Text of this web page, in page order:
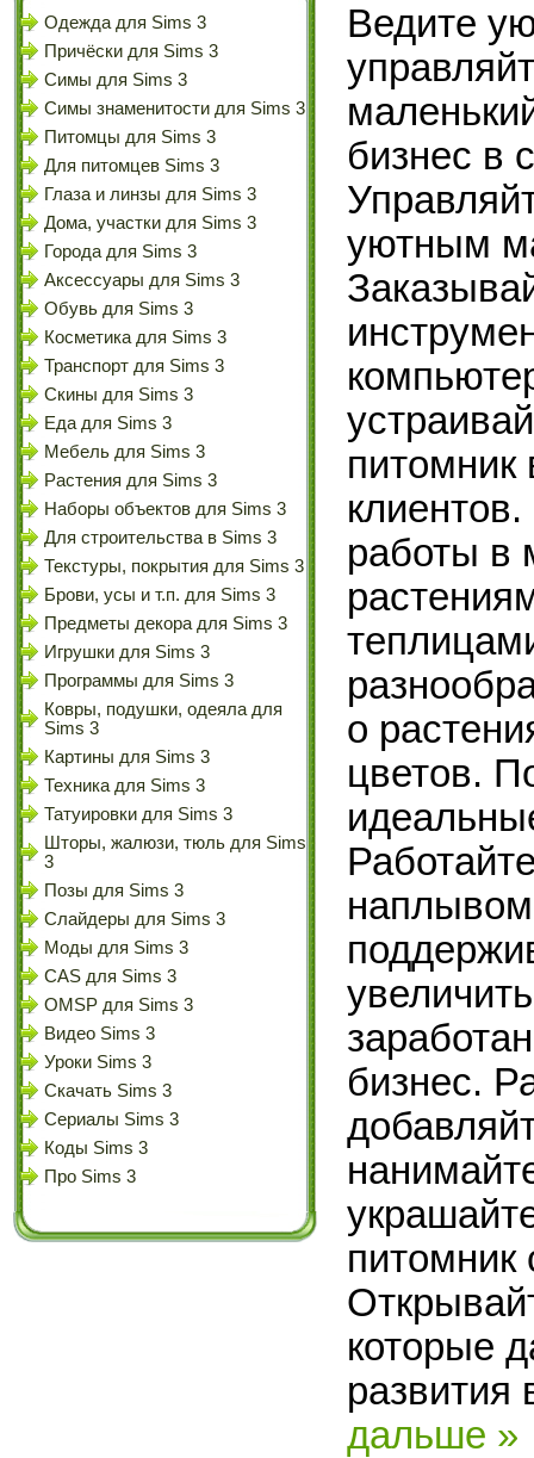
Одежда для Sims 3
Причёски для Sims 3
Симы для Sims 3
Симы знаменитости для Sims 3
Питомцы для Sims 3
Для питомцев Sims 3
Глаза и линзы для Sims 3
Дома, участки для Sims 3
Города для Sims 3
Аксессуары для Sims 3
Обувь для Sims 3
Косметика для Sims 3
Транспорт для Sims 3
Скины для Sims 3
Еда для Sims 3
Мебель для Sims 3
Растения для Sims 3
Наборы объектов для Sims 3
Для строительства в Sims 3
Текстуры, покрытия для Sims 3
Брови, усы и т.п. для Sims 3
Предметы декора для Sims 3
Игрушки для Sims 3
Программы для Sims 3
Ковры, подушки, одеяла для
Sims 3
Картины для Sims 3
Техника для Sims 3
Татуировки для Sims 3
Шторы, жалюзи, тюль для Sims
3
Позы для Sims 3
Слайдеры для Sims 3
Моды для Sims 3
CAS для Sims 3
OMSP для Sims 3
Видео Sims 3
Уроки Sims 3
Скачать Sims 3
Сериалы Sims 3
Коды Sims 3
Про Sims 3
Ведите
бизнес в
уютным
питомник
работы в
о
цветов.
наплывом
бизнес.
которые
развития
дальше »